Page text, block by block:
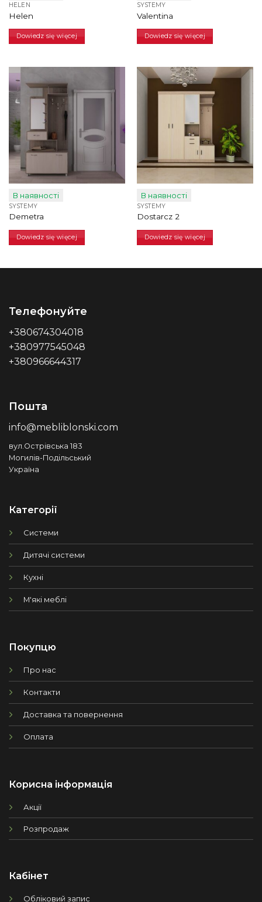
HELEN
Helen
Dowiedz się więcej
SYSTEMY
Valentina
Dowiedz się więcej
В наявності
SYSTEMY
Demetra
Dowiedz się więcej
В наявності
SYSTEMY
Dostarcz 2
Dowiedz się więcej
Телефонуйте
+380674304018
+380977545048
+380966644317
Пошта
info@mebliblonski.com
вул.Острівська 183
Могилів-Подільський
Україна
Категорії
Системи
Дитячі системи
Кухні
М'які меблі
Покупцю
Про нас
Контакти
Доставка та повернення
Оплата
Корисна інформація
Акції
Розпродаж
Кабінет
Обліковий запис